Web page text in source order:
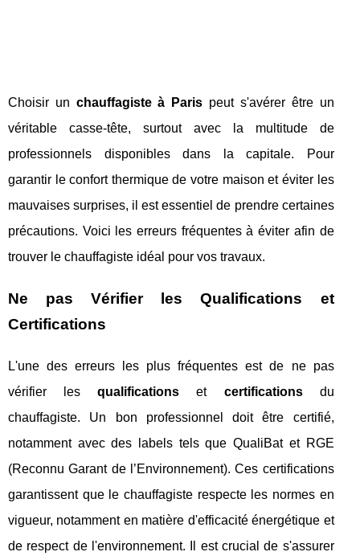
Choisir un chauffagiste à Paris peut s'avérer être un
véritable casse-tête, surtout avec la multitude de
professionnels disponibles dans la capitale. Pour
garantir le confort thermique de votre maison et éviter les
mauvaises surprises, il est essentiel de prendre certaines
précautions. Voici les erreurs fréquentes à éviter afin de
trouver le chauffagiste idéal pour vos travaux.
Ne pas Vérifier les Qualifications et
Certifications
L'une des erreurs les plus fréquentes est de ne pas
vérifier lesqualifications et certificationsdu
chauffagiste. Un bon professionnel doit être certifié,
notamment avec des labels tels que QualiBat et RGE
(Reconnu Garant de l’Environnement). Ces certifications
garantissent que le chauffagiste respecte les normes en
vigueur, notamment en matière d'efficacité énergétique et
de respect de l'environnement. Il est crucial de s'assurer